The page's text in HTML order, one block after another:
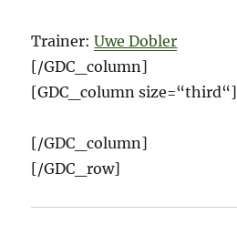
Trainer:Uwe Dobler
[/GDC_column]
[GDC_column size=“third“]
[/GDC_column]
[/GDC_row]